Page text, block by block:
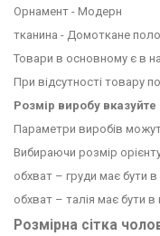
Орнамент - Модерн
тканина - Домоткане
Товари в основному є в
При відсутності товару
Розмір виробу вказуйте
Параметри виробів
Вибираючи розмір
обхват – груди має бути в
обхват – талія має бути
Розмірна сітка